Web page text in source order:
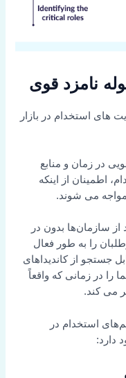
های استخدام در بازار
در زمان و منابع
اطمینان از اینکه
مواجه می شوند.
بیان می‌کند که 83 درصد از سازمان‌ها بدون در
را به طور فعال
جستجو از کاندیداهای
را در زمانی که واقعاً
می کند.
استخدام در
دارد: